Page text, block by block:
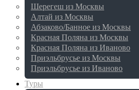
Шерегеш из Москвы
Алтай из Москвы
Абзаково/Банное из Москвы
Красная Поляна из Москвы
Красная Поляна из Иваново
Приэльбрусье из Москвы
Приэльбрусье из Иваново
Туры